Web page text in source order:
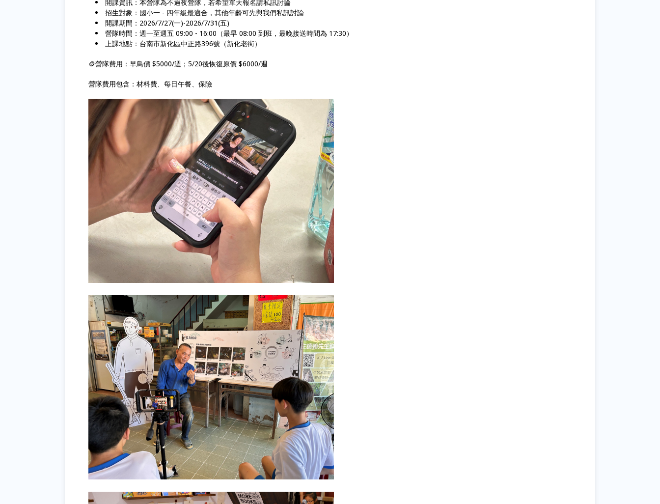
開課資訊：本營隊為不過夜營隊，若希望單天報名請私訊討論
招生對象：國小一 - 四年級最適合，其他年齡可先與我們私訊討論
開課期間：2026/7/27(一)-2026/7/31(五)
營隊時間：週一至週五 09:00 - 16:00（最早 08:00 到班，最晚接送時間為 17:30）
上課地點：台南市新化區中正路396號（新化老街）
🪙營隊費用：早鳥價 $5000/週；5/20後恢復原價 $6000/週
營隊費用包含：材料費、每日午餐、保險